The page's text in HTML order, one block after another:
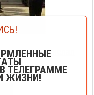
не прислал
0
ТЕЛЕГРАММЕ
ЖИЗНИ!